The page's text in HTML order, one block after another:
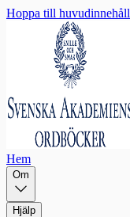
Hoppa till huvudinnehåll
Hem
Om
Hjälp